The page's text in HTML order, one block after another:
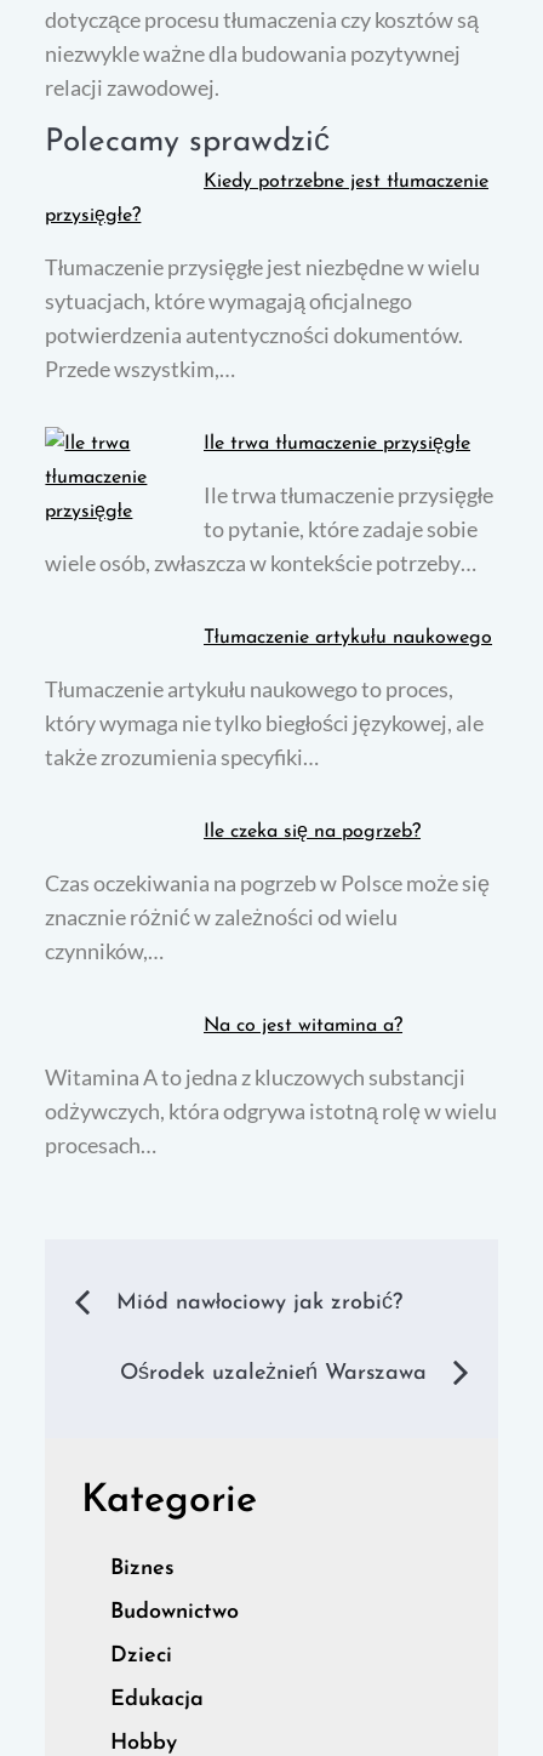
dotyczące procesu tłumaczenia czy kosztów są
niezwykle ważne dla budowania pozytywnej
relacji zawodowej.
Polecamy sprawdzić
Kiedy potrzebne jest tłumaczenie
przysięgłe?
Tłumaczenie przysięgłe jest niezbędne w wielu
sytuacjach, które wymagają oficjalnego
potwierdzenia autentyczności dokumentów.
Przede wszystkim,…
Ile trwa tłumaczenie przysięgłe
Ile trwa tłumaczenie przysięgłe
to pytanie, które zadaje sobie
wiele osób, zwłaszcza w kontekście potrzeby…
Tłumaczenie artykułu naukowego
Tłumaczenie artykułu naukowego to proces,
który wymaga nie tylko biegłości językowej, ale
także zrozumienia specyfiki…
Ile czeka się na pogrzeb?
Czas oczekiwania na pogrzeb w Polsce może się
znacznie różnić w zależności od wielu
czynników,…
Na co jest witamina a?
Witamina A to jedna z kluczowych substancji
odżywczych, która odgrywa istotną rolę w wielu
procesach…
Nawigacja
wpisu
Miód nawłociowy jak zrobić?
Ośrodek uzależnień Warszawa
Kategorie
Biznes
Budownictwo
Dzieci
Edukacja
Hobby